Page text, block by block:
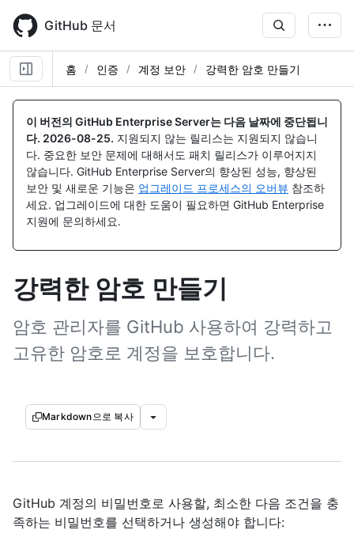
main
content
GitHub 문서
홈 인증 계정 보안 강력한 암호 만들기
이 버전의 GitHub Enterprise Server는 다음 날짜에 중단됩니
다. 2026-08-25. 지원되지 않는 릴리스는 지원되지 않습니
다. 중요한 보안 문제에 대해서도 패치 릴리스가 이루어지지
않습니다. GitHub Enterprise Server의 향상된 성능, 향상된
보안 및 새로운 기능은 업그레이드 프로세스의 오버뷰 참조하
세요. 업그레이드에 대한 도움이 필요하면 GitHub Enterprise
지원에 문의하세요.
강력한 암호 만들기
암호 관리자를 GitHub 사용하여 강력하고
고유한 암호로 계정을 보호합니다.
Markdown으로 복사
GitHub 계정의 비밀번호로 사용할, 최소한 다음 조건을 충
족하는 비밀번호를 선택하거나 생성해야 합니다: